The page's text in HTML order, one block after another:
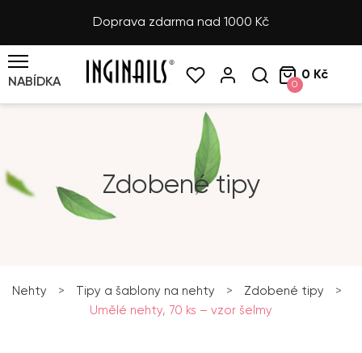
Doprava zdarma nad 1000 Kč
NABÍDKA 0
0 Kč
Zdobené tipy
Nehty > Tipy a šablony na nehty > Zdobené tipy
>
Umělé nehty, 70 ks – vzor šelmy